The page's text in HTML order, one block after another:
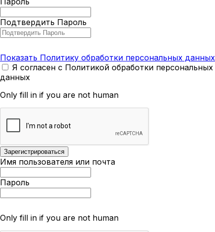
Подтвердить Пароль
Показать Политику обработки персональных данных
Я согласен с Политикой обработки персональных
данных
Only fill in if you are not human
Имя пользователя или почта
Пароль
Only fill in if you are not human